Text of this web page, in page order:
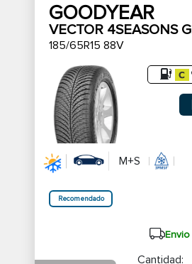
GOODYEAR
VECTOR 4SEASONS
185/65R15 88V
M+S
Recomendado
Cantidad: